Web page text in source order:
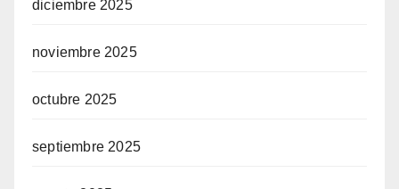
diciembre 2025
noviembre 2025
octubre 2025
septiembre 2025